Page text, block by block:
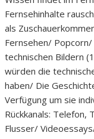
Fernsehinhalte
als
Fernsehen/
technischen Bildern
würden die
haben/ Die
Verfügung um sie
Rückkanals: Telefon,
Flusser/